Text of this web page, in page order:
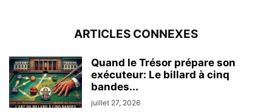
ARTICLES CONNEXES
Quand le Trésor prépare son
exécuteur: Le billard à cinq
bandes...
juillet 27, 2026